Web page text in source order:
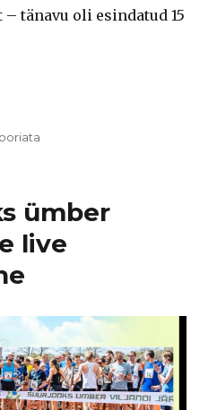
tänavu oli esindatud 15
ümber
live